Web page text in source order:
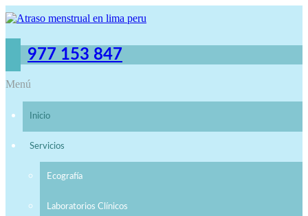
977 153 847
Menú
Inicio
Servicios
Ecografía
Laboratorios Clínicos